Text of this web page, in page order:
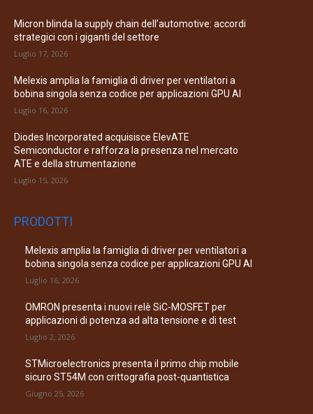
Micron blinda la supply chain dell’automotive: accordi
strategici con i giganti del settore
Luglio 17, 2026
Melexis amplia la famiglia di driver per ventilatori a
bobina singola senza codice per applicazioni GPU AI
Luglio 16, 2026
Diodes Incorporated acquisisce ElevATE
Semiconductor e rafforza la presenza nel mercato
ATE e della strumentazione
Luglio 15, 2026
PRODOTTI
Melexis amplia la famiglia di driver per ventilatori a
bobina singola senza codice per applicazioni GPU AI
Luglio 16, 2026
OMRON presenta i nuovi relè SiC-MOSFET per
applicazioni di potenza ad alta tensione e di test
Luglio 2, 2026
STMicroelectronics presenta il primo chip mobile
sicuro ST54M con crittografia post-quantistica
Giugno 25, 2026